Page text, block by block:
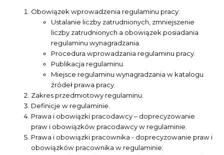
Obowiązek wprowadzenia regulaminu pracy:
Ustalanie liczby zatrudnionych, zmniejszenie
liczby zatrudnionych a obowiązek posiadania
regulaminu wynagradzania.
Procedura wprowadzania regulaminu pracy.
Publikacja regulaminu.
Miejsce regulaminu wynagradzania w katalogu
źródeł prawa pracy.
Zakres przedmiotowy regulaminu.
Definicje w regulaminie.
Prawa i obowiązki pracodawcy – doprecyzowanie
praw i obowiązków pracodawcy w regulaminie.
Prawa i obowiązki pracownika - doprecyzowanie praw i
obowiązków pracownika w regulaminie: